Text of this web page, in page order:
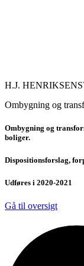
H.J.
Ombygning og
Ombygning og
boliger.
Dispositionsforslag,
Udføres i 2020-2021
Gå til oversigt